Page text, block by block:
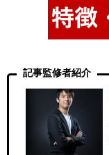
記事監修者紹介